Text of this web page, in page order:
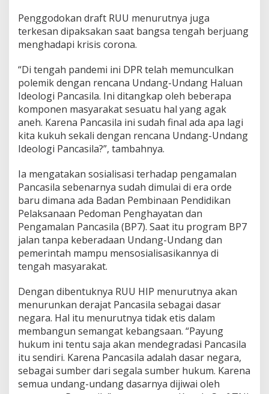
Penggodokan draft RUU menurutnya juga
terkesan dipaksakan saat bangsa tengah berjuang
menghadapi krisis corona.
“Di tengah pandemi ini DPR telah memunculkan
polemik dengan rencana Undang-Undang Haluan
Ideologi Pancasila. Ini ditangkap oleh beberapa
komponen masyarakat sesuatu hal yang agak
aneh. Karena Pancasila ini sudah final ada apa lagi
kita kukuh sekali dengan rencana Undang-Undang
Ideologi Pancasila?”, tambahnya.
Ia mengatakan sosialisasi terhadap pengamalan
Pancasila sebenarnya sudah dimulai di era orde
baru dimana ada Badan Pembinaan Pendidikan
Pelaksanaan Pedoman Penghayatan dan
Pengamalan Pancasila (BP7). Saat itu program BP7
jalan tanpa keberadaan Undang-Undang dan
pemerintah mampu mensosialisasikannya di
tengah masyarakat.
Dengan dibentuknya RUU HIP menurutnya akan
menurunkan derajat Pancasila sebagai dasar
negara. Hal itu menurutnya tidak etis dalam
membangun semangat kebangsaan. “Payung
hukum ini tentu saja akan mendegradasi Pancasila
itu sendiri. Karena Pancasila adalah dasar negara,
sebagai sumber dari segala sumber hukum. Karena
semua undang-undang dasarnya dijiwai oleh